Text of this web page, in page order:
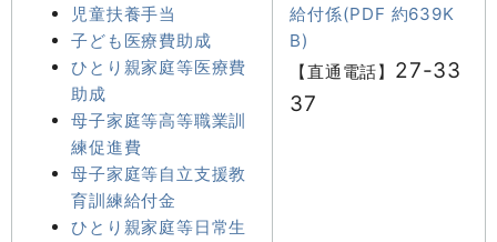
児童扶養手当
子ども医療費助成
ひとり親家庭等医療費
助成
母子家庭等高等職業訓
練促進費
母子家庭等自立支援教
育訓練給付金
ひとり親家庭等日常生
給付係(PDF 約639K
B)
【直通電話】 27-33
37